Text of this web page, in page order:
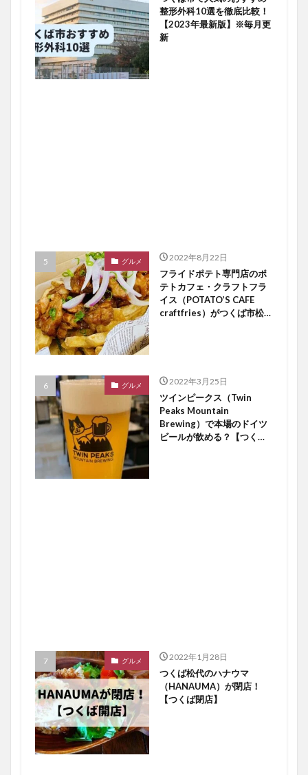
整形外科10選を徹底比較！
【2023年最新版】※毎月更
新
グルメ 2022年8月22日
フライドポテト専門店のポ
テトカフェ・クラフトフラ
イス（POTATO’S CAFE
craftfries）がつくば市松代
グルメ 2022年3月25日
ツインピークス（Twin
Peaks Mountain
Brewing）で本場のドイツ
ビールが飲める？【つくば
グルメ 2022年1月28日
つくば松代のハナウマ
（HANAUMA）が閉店！
【つくば閉店】